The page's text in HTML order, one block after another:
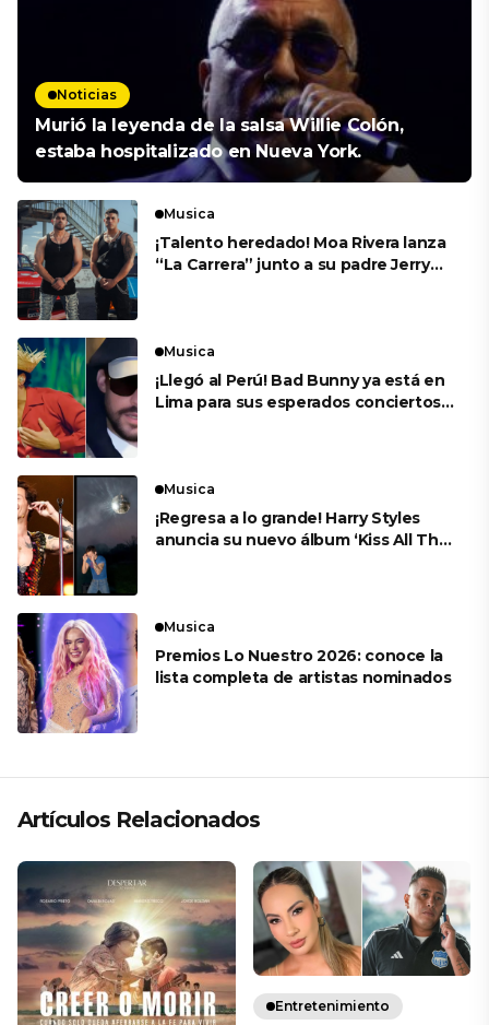
Noticias
Murió la leyenda de la salsa Willie Colón,
estaba hospitalizado en Nueva York.
Musica
¡Talento heredado! Moa Rivera lanza
“La Carrera” junto a su padre Jerry
Musica
¡Llegó al Perú! Bad Bunny ya está en
Lima para sus esperados conciertos
Musica
¡Regresa a lo grande! Harry Styles
anuncia su nuevo álbum ‘Kiss All The
Musica
Premios Lo Nuestro 2026: conoce la
lista completa de artistas nominados
Artículos Relacionados
Entretenimiento